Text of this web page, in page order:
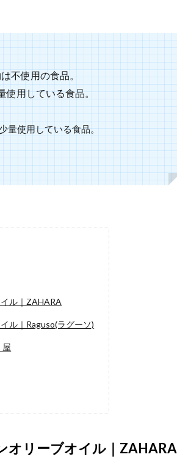
不使用の食品。
使用している食品。
量使用している食品。
ル｜ZAHARA
ル｜Raguso(ラグーソ)
屋
リーブオイル｜ ZAHARA